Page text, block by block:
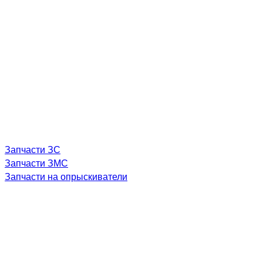
Запчасти ЗС
Запчасти ЗМС
Запчасти на опрыскиватели